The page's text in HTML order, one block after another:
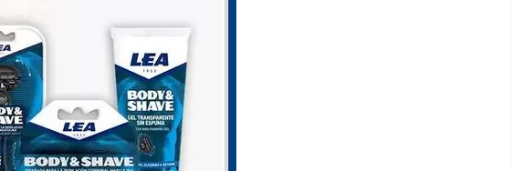
męskich...
Czytaj dalej